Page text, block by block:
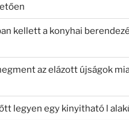
kellett a konyhai
az elázott újságok
legyen egy kinyitható l